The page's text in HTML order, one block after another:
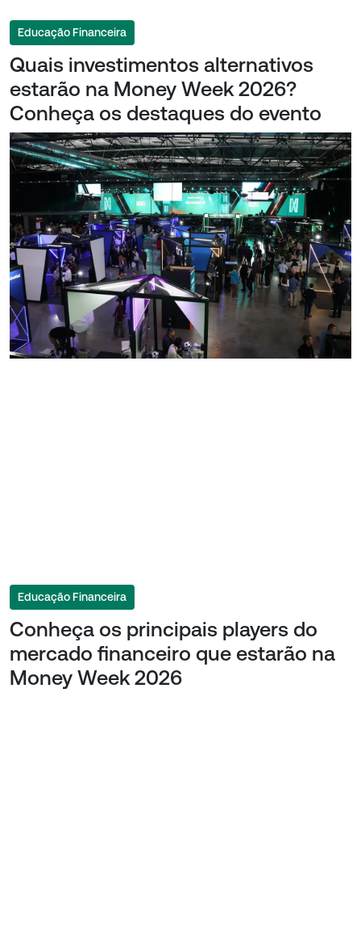
Educação Financeira
Quais investimentos alternativos
estarão na Money Week 2026?
Conheça os destaques do evento
Educação Financeira
Conheça os principais players do
mercado financeiro que estarão na
Money Week 2026